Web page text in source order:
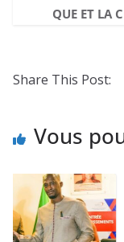
QUE ET LA
Share This Post:
Vous